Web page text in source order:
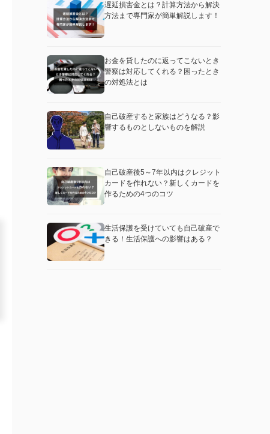
遅延損害金とは？計算方法から解決
方法まで専門家が簡単解説します！
お金を貸したのに返ってこないとき
警察は対応してくれる？困ったとき
の対処法とは
自己破産すると家族はどうなる？影
響するものとしないものを解説
自己破産後5～7年以内はクレジット
カードを作れない？新しくカードを
作るための4つのコツ
生活保護を受けていても自己破産で
きる！生活保護への影響はある？